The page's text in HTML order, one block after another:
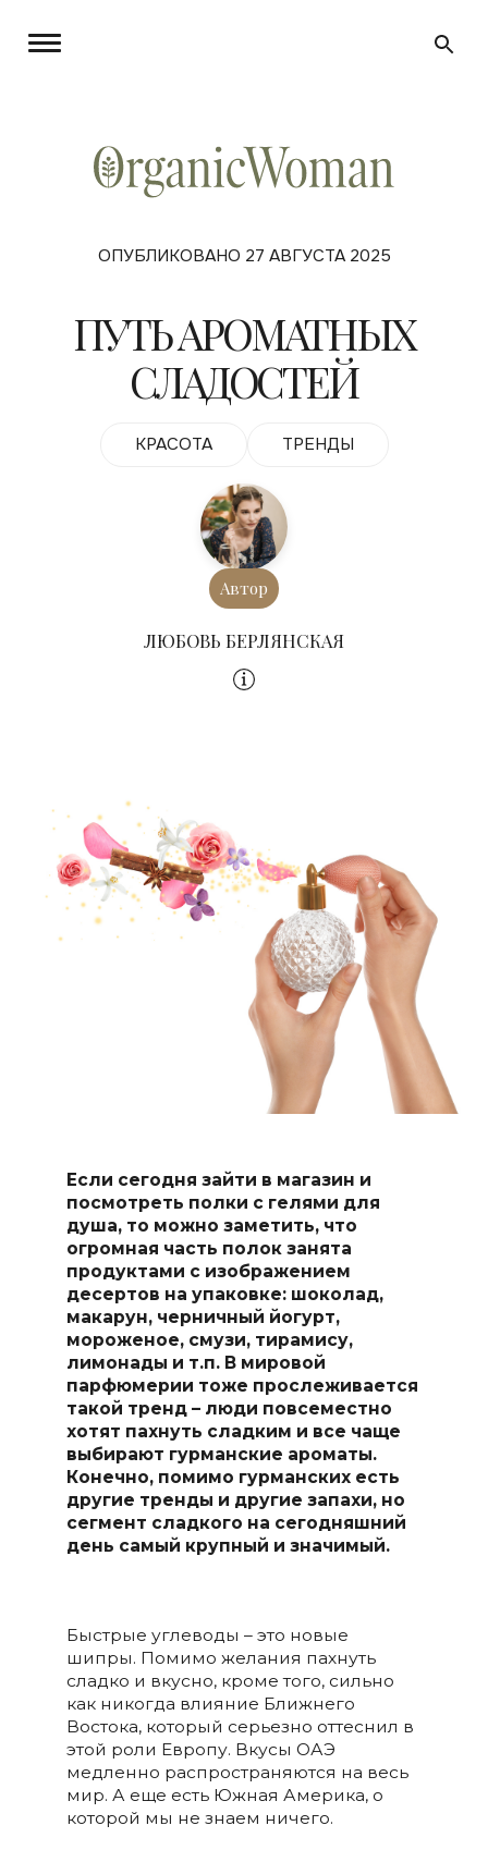
ОПУБЛИКОВАНО 27 АВГУСТА 2025
ПУТЬ АРОМАТНЫХ
СЛАДОСТЕЙ
КРАСОТА ТРЕНДЫ
Автор
ЛЮБОВЬ БЕРЛЯНСКАЯ
Если сегодня зайти в магазин и
посмотреть полки с гелями для
душа, то можно заметить, что
огромная часть полок занята
продуктами с изображением
десертов на упаковке: шоколад,
макарун, черничный йогурт,
мороженое, смузи, тирамису,
лимонады и т.п. В мировой
парфюмерии тоже прослеживается
такой тренд – люди повсеместно
хотят пахнуть сладким и все чаще
выбирают гурманские ароматы.
Конечно, помимо гурманских есть
другие тренды и другие запахи, но
сегмент сладкого на сегодняшний
день самый крупный и значимый.
Быстрые углеводы – это новые
шипры. Помимо желания пахнуть
сладко и вкусно, кроме того, сильно
как никогда влияние Ближнего
Востока, который серьезно оттеснил в
этой роли Европу. Вкусы ОАЭ
медленно распространяются на весь
мир. А еще есть Южная Америка, о
которой мы не знаем ничего.